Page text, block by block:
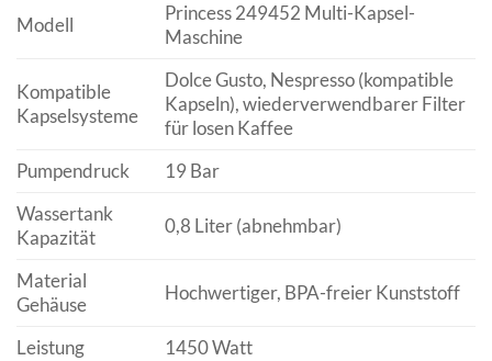
Modell
Princess 249452 Multi-Kapsel-
Maschine
Kompatible
Kapselsysteme
Dolce Gusto, Nespresso (kompatible
Kapseln), wiederverwendbarer Filter
für losen Kaffee
Pumpendruck
19 Bar
Wassertank
Kapazität
0,8 Liter (abnehmbar)
Material
Gehäuse
Hochwertiger, BPA-freier Kunststoff
Leistung
1450 Watt